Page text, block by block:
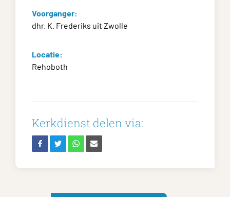
Voorganger:
dhr. K. Frederiks uit Zwolle
Locatie:
Rehoboth
Kerkdienst delen via: